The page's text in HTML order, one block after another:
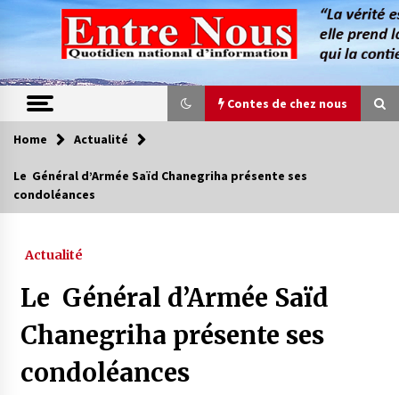
content
Contes de chez nous
Contes de chez nous
Magie de sorcier
4 ans ago
Oum el Gaïla / L’ogresse du M’zab
4 ans ago
Home Actualité
Le Général d’Armée Saïd Chanegriha présente ses
condoléances
Actualité
Le Général d’Armée Saïd
Chanegriha présente ses
condoléances